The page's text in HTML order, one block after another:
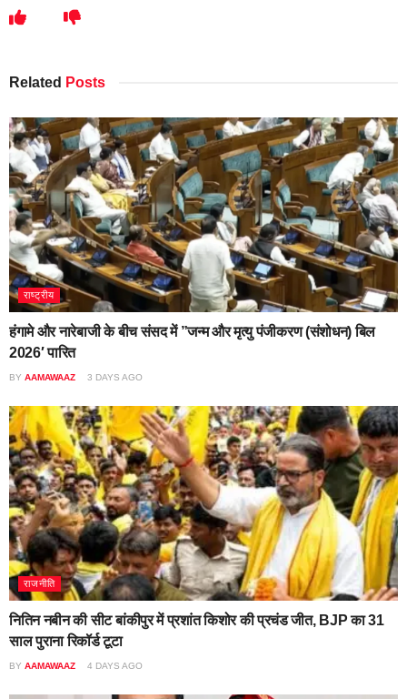
Related Posts
राष्ट्रीय
हंगामे और नारेबाजी के बीच संसद में ”जन्म और मृत्यु पंजीकरण (संशोधन) बिल
2026′ पारित
BY AAMAWAAZ 3 DAYS AGO
राजनीति
नितिन नबीन की सीट बांकीपुर में प्रशांत किशोर की प्रचंड जीत, BJP का 31
साल पुराना रिकॉर्ड टूटा
BY AAMAWAAZ 4 DAYS AGO